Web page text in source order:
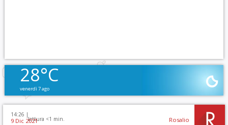
28°C
venerdì 7 ago
14:26 |
lettura <1 min.
9 Dic 2021 Rosalio